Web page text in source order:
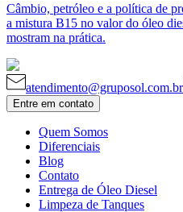
Câmbio, petróleo e a política de
a mistura B15 no valor do óleo
mostram na prática.
atendimento@gruposol.com.br
Entre em contato
Quem Somos
Diferenciais
Blog
Contato
Entrega de Óleo Diesel
Limpeza de Tanques